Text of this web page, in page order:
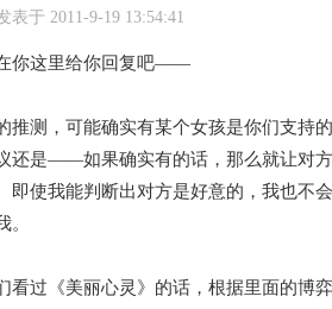
表于 2011-9-19 13:54:41
你这里给你回复吧——
推测，可能确实有某个女孩是你们支持
还是——如果确实有的话，那么就让对
即使我能判断出对方是好意的，我也
。
看过《美丽心灵》的话，根据里面的